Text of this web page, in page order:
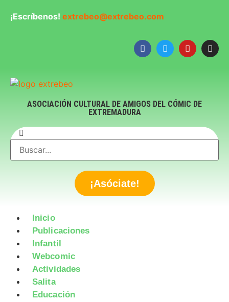
¡Escríbenos! extrebeo@extrebeo.com
ASOCIACIÓN CULTURAL DE AMIGOS DEL CÓMIC DE
EXTREMADURA
¡Asóciate!
Inicio
Publicaciones
Infantil
Webcomic
Actividades
Salita
Educación